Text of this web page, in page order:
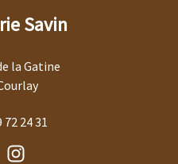
Savin
la Gatine
72 24 31